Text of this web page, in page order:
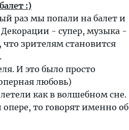
:)
раз мы попали на балет и
- супер, музыка -
зрителям становится
И это было просто
любовь)
как в волшебном сне.
опере, то говорят именно об